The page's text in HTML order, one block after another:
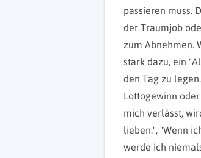
passieren muss.
der Traumjob
zum Abnehmen.
stark dazu, ein
den Tag zu
Lottogewinn
mich verlässt,
lieben.", "Wenn
werde ich